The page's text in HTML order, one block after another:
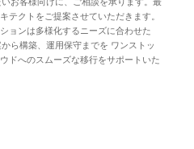
テクトをご提案させていただきます。
ョンは多様化するニーズに合わせた
ら構築、運用保守までを ワンストッ
ドへのスムーズな移行をサポートいた